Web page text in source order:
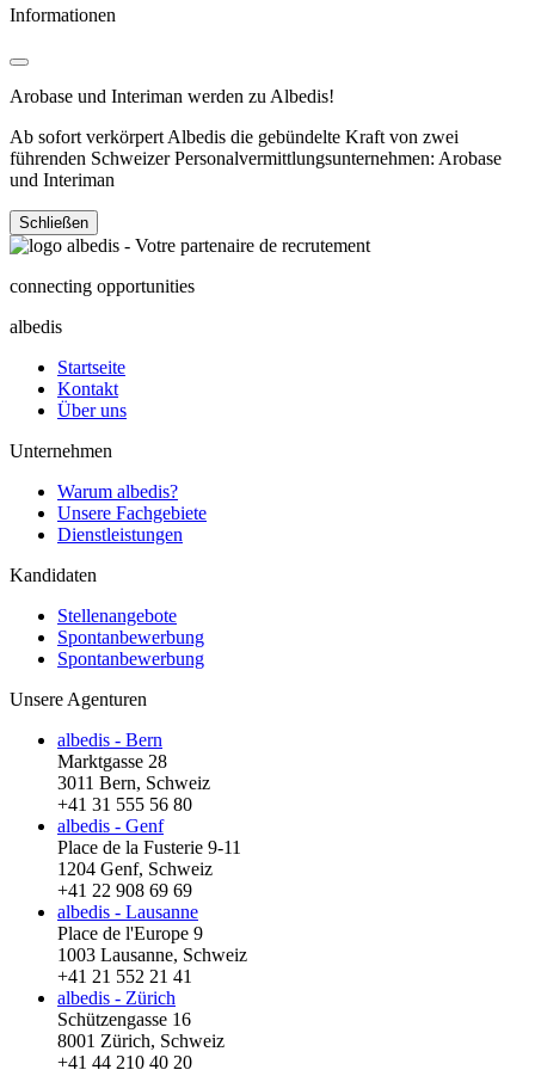
Informationen
Arobase und Interiman werden zu Albedis!
Ab sofort verkörpert Albedis die gebündelte Kraft von zwei
führenden Schweizer Personalvermittlungsunternehmen: Arobase
und Interiman
Schließen
connecting opportunities
albedis
Startseite
Kontakt
Über uns
Unternehmen
Warum albedis?
Unsere Fachgebiete
Dienstleistungen
Kandidaten
Stellenangebote
Spontanbewerbung
Spontanbewerbung
Unsere Agenturen
albedis - Bern
Marktgasse 28
3011 Bern, Schweiz
+41 31 555 56 80
albedis - Genf
Place de la Fusterie 9-11
1204 Genf, Schweiz
+41 22 908 69 69
albedis - Lausanne
Place de l'Europe 9
1003 Lausanne, Schweiz
+41 21 552 21 41
albedis - Zürich
Schützengasse 16
8001 Zürich, Schweiz
+41 44 210 40 20